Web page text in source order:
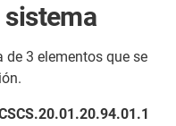
de 3 elementos que se